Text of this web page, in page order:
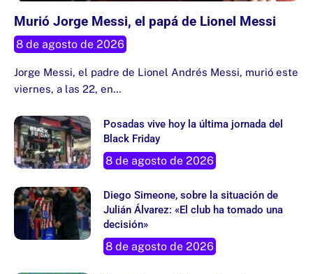
Murió Jorge Messi, el papá de Lionel Messi
8 de agosto de 2026
Jorge Messi, el padre de Lionel Andrés Messi, murió este
viernes, a las 22, en…
Posadas vive hoy la última jornada del
Black Friday
8 de agosto de 2026
Diego Simeone, sobre la situación de
Julián Álvarez: «El club ha tomado una
decisión»
8 de agosto de 2026